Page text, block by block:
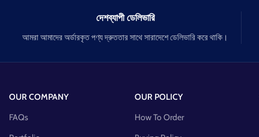
দেশব্যাপী ডেলিভারি
আমরা আমাদের অর্ডারকৃত পণ্য দ্রুততার সাথে সারাদেশে ডেলিভারি করে থাকি।
OUR COMPANY
FAQs
OUR POLICY
How To Order